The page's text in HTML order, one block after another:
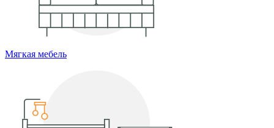
Мягкая мебель